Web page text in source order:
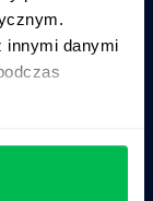
innymi danymi